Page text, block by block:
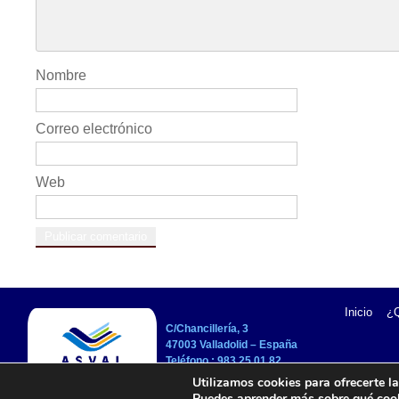
T
I
O
N
Nombre
Correo electrónico
Web
C/Chancillería, 3
47003 Valladolid – España
Teléfono :983 25 01 82
asvai@asvai.org
Inicio
Utilizamos cookies para ofrecerte